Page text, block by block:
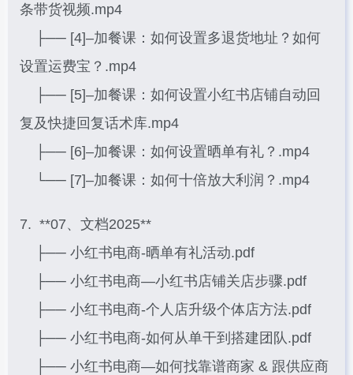
条带货视频.mp4
├── [4]–加餐课：如何设置多退货地址？如何
设置运费宝？.mp4
├── [5]–加餐课：如何设置小红书店铺自动回
复及快捷回复话术库.mp4
├── [6]–加餐课：如何设置晒单有礼？.mp4
└── [7]–加餐课：如何十倍放大利润？.mp4
7. **07、文档2025**
├── 小红书电商-晒单有礼活动.pdf
├── 小红书电商—小红书店铺关店步骤.pdf
├── 小红书电商-个人店升级个体店方法.pdf
├── 小红书电商-如何从单干到搭建团队.pdf
├── 小红书电商—如何找靠谱商家 & 跟供应商